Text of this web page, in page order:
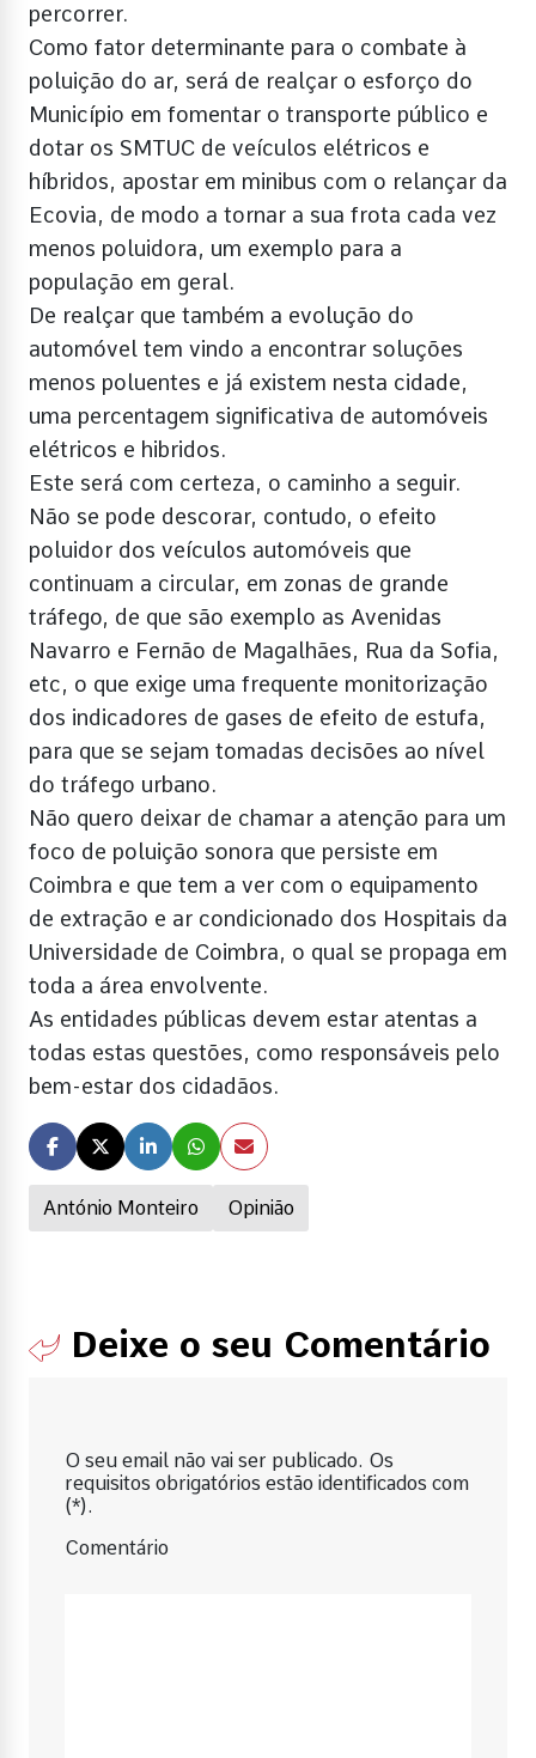
António Monteiro Opinião
percorrer.
Como fator determinante para o combate à
poluição do ar, será de realçar o esforço do
Município em fomentar o transporte público e
dotar os SMTUC de veículos elétricos e
híbridos, apostar em minibus com o relançar da
Ecovia, de modo a tornar a sua frota cada vez
menos poluidora, um exemplo para a
população em geral.
De realçar que também a evolução do
automóvel tem vindo a encontrar soluções
menos poluentes e já existem nesta cidade,
uma percentagem significativa de automóveis
elétricos e hibridos.
Este será com certeza, o caminho a seguir.
Não se pode descorar, contudo, o efeito
poluidor dos veículos automóveis que
continuam a circular, em zonas de grande
tráfego, de que são exemplo as Avenidas
Navarro e Fernão de Magalhães, Rua da Sofia,
etc, o que exige uma frequente monitorização
dos indicadores de gases de efeito de estufa,
para que se sejam tomadas decisões ao nível
do tráfego urbano.
Não quero deixar de chamar a atenção para um
foco de poluição sonora que persiste em
Coimbra e que tem a ver com o equipamento
de extração e ar condicionado dos Hospitais da
Universidade de Coimbra, o qual se propaga em
toda a área envolvente.
As entidades públicas devem estar atentas a
todas estas questões, como responsáveis pelo
bem-estar dos cidadãos.
Deixe o seu Comentário
O seu email não vai ser publicado. Os
requisitos obrigatórios estão identificados com
(*).
Comentário